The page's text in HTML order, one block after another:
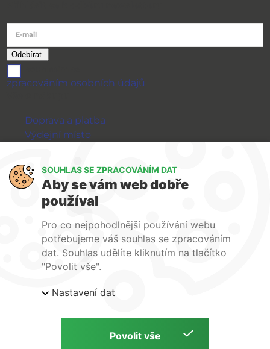
E-mail
zpracováním osobních údajů
Doprava a platba
Výdejní místo
GDPR
WIRPO s.r.o.
Obchodní podmínky
O nás
Kontakty
Firemní web
SOUHLAS SE ZPRACOVÁNÍM DAT
Aby se vám web dobře
používal
Pro co nejpohodlnější používání webu
potřebujeme váš souhlas se zpracováním
dat. Souhlas udělíte kliknutím na tlačítko
"Povolit vše".
Nastavení dat